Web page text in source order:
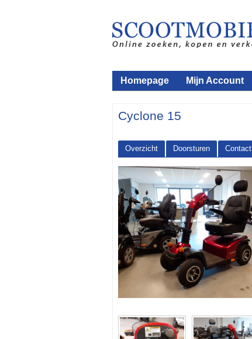
Homepage Mijn Account
Cyclone 15
Overzicht Doorsturen Contact